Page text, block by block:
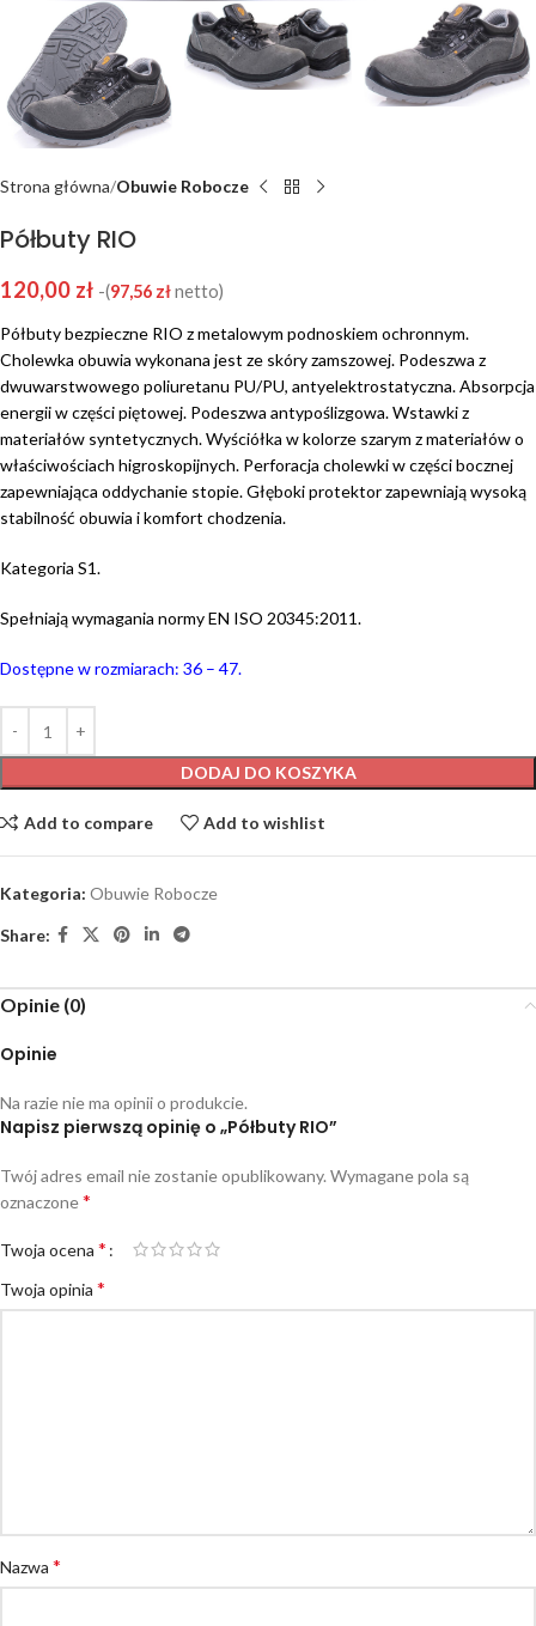
Strona główna Obuwie Robocze
Półbuty RIO
120,00 zł -(97,56złnetto)
Półbuty bezpieczne RIO z metalowym podnoskiem ochronnym.
Cholewka obuwia wykonana jest ze skóry zamszowej. Podeszwa z
dwuwarstwowego poliuretanu PU/PU, antyelektrostatyczna. Absorpcja
energii w części piętowej. Podeszwa antypoślizgowa. Wstawki z
materiałów syntetycznych. Wyściółka w kolorze szarym z materiałów o
właściwościach higroskopijnych. Perforacja cholewki w części bocznej
zapewniająca oddychanie stopie. Głęboki protektor zapewniają wysoką
stabilność obuwia i komfort chodzenia.
Kategoria S1.
Spełniają wymagania normy EN ISO 20345:2011.
Dostępne w rozmiarach: 36 – 47.
DODAJ DO KOSZYKA
Add to compare Add to wishlist
Kategoria: Obuwie Robocze
Share:
Opinie (0)
Opinie
Na razie nie ma opinii o produkcie.
Napisz pierwszą opinię o „Półbuty RIO”
Twój adres email nie zostanie opublikowany.Wymagane pola są
oznaczone*
Twoja ocena *
Twoja opinia *
Nazwa *